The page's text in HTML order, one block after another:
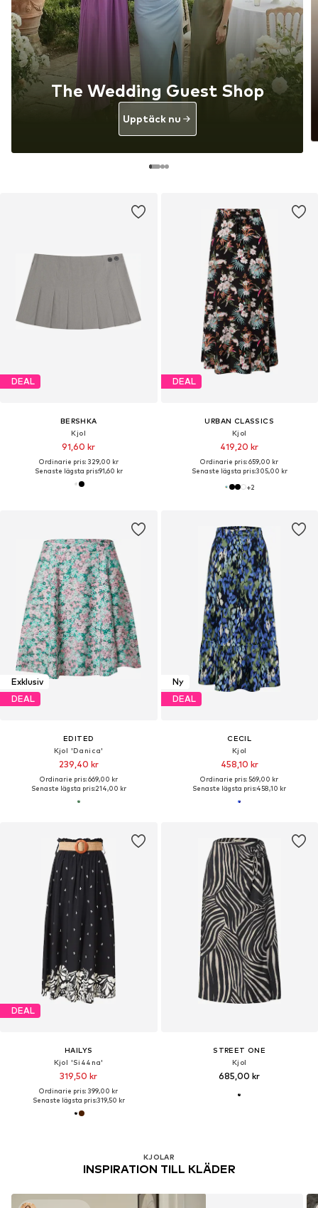
DEAL
BERSHKA
Kjol
91,60 kr
Ordinarie pris: 329,00 kr
Senaste lägsta pris:91,60 kr
DEAL
URBAN CLASSICS
Kjol
419,20 kr
Ordinarie pris: 659,00 kr
Senaste lägsta pris:305,00 kr
+2
Exklusiv
DEAL
EDITED
Kjol 'Danica'
239,40 kr
Ordinarie pris: 669,00 kr
Senaste lägsta pris:214,00 kr
Ny
DEAL
CECIL
Kjol
458,10 kr
Ordinarie pris: 569,00 kr
Senaste lägsta pris:458,10 kr
The Wedding Guest Shop
Upptäck nu
DEAL
HAILYS
Kjol 'Si44na'
319,50 kr
Ordinarie pris: 399,00 kr
Senaste lägsta pris:319,50 kr
STREET ONE
Kjol
685,00 kr
KJOLAR
INSPIRATION TILL KLÄDER